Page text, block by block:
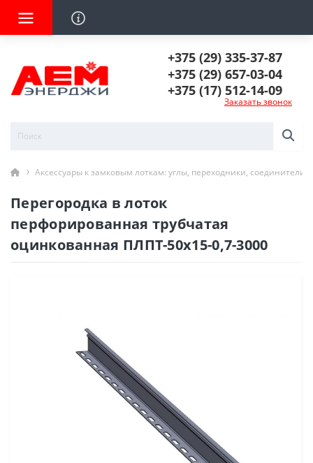
+375 (29) 335-37-87
+375 (29) 657-03-04
+375 (17) 512-14-09
Заказать звонок
Аксессуары к замковым лоткам: углы, переходники, соединители
Перегородка в лоток
перфорированная трубчатая
оцинкованная ПЛПТ-50х15-0,7-3000